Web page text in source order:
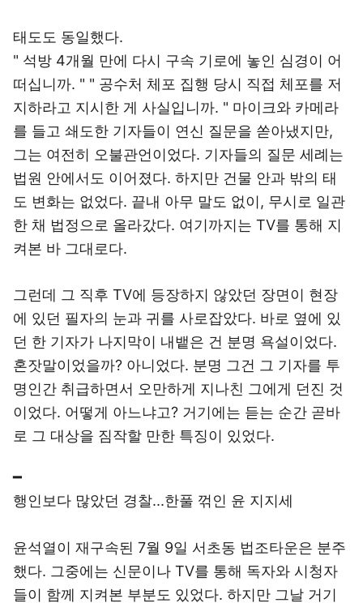
태도도 동일했다.
" 석방 4개월 만에 다시 구속 기로에 놓인 심경이 어
떠십니까. " " 공수처 체포 집행 당시 직접 체포를 저
지하라고 지시한 게 사실입니까. " 마이크와 카메라
를 들고 쇄도한 기자들이 연신 질문을 쏟아냈지만,
그는 여전히 오불관언이었다. 기자들의 질문 세례는
법원 안에서도 이어졌다. 하지만 건물 안과 밖의 태
도 변화는 없었다. 끝내 아무 말도 없이, 무시로 일관
한 채 법정으로 올라갔다. 여기까지는 TV를 통해 지
켜본 바 그대로다.
그런데 그 직후 TV에 등장하지 않았던 장면이 현장
에 있던 필자의 눈과 귀를 사로잡았다. 바로 옆에 있
던 한 기자가 나지막이 내뱉은 건 분명 욕설이었다.
혼잣말이었을까? 아니었다. 분명 그건 그 기자를 투
명인간 취급하면서 오만하게 지나친 그에게 던진 것
이었다. 어떻게 아느냐고? 거기에는 듣는 순간 곧바
로 그 대상을 짐작할 만한 특징이 있었다.
━
행인보다 많았던 경찰...한풀 꺾인 윤 지지세
윤석열이 재구속된 7월 9일 서초동 법조타운은 분주
했다. 그중에는 신문이나 TV를 통해 독자와 시청자
들이 함께 지켜본 부분도 있었다. 하지만 그날 거기